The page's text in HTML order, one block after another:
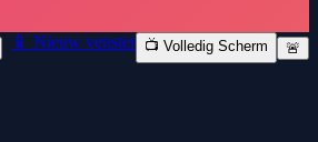
📱 Nieuw venster 📺 Volledig Scherm 🚨